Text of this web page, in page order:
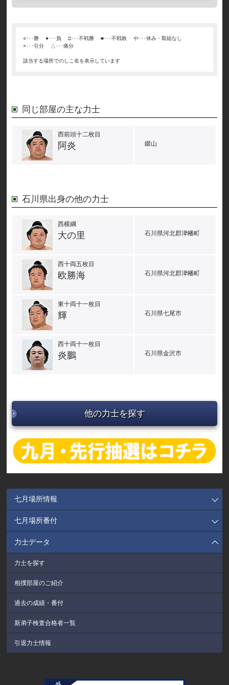
○･･･勝 ●･･･負 □･･･不戦勝 ■･･･不戦敗
や･･･休み・取組なし
×･･･引分
△･･･痛分
該当する場所でのしこ名を表示しています
同じ部屋の主な力士
西前頭十二枚目
阿炎 錣山
石川県出身の他の力士
西横綱
大の里 石川県河北郡津幡町
西十両五枚目
欧勝海 石川県河北郡津幡町
東十両十一枚目
輝 石川県七尾市
西十両十一枚目
炎鵬 石川県金沢市
他の力士を探す
七月場所情報
七月場所番付
力士データ
力士を探す
相撲部屋のご紹介
過去の成績・番付
新弟子検査合格者一覧
引退力士情報